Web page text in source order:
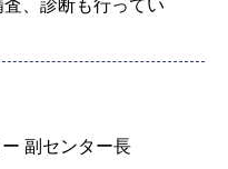
、診断も行ってい
副センター長